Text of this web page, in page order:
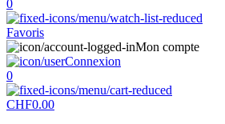
0
Favoris
Mon compte
Connexion
0
CHF0.00